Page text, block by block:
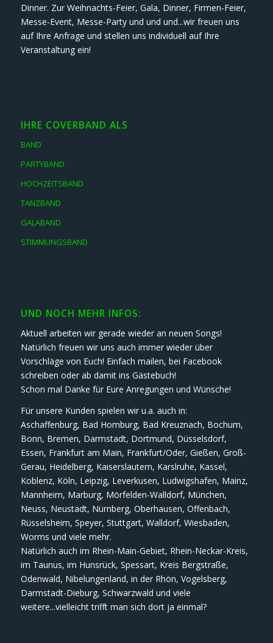
Dinner. Zur Weihnachts-Feier, Gala, Dinner, Firmen-Feier,
Messe-Event, Messe-Party und und und...wir freuen uns
auf Ihre Anfrage und stellen uns individuell auf Ihre
Veranstaltung ein!
IHRE COVERBAND ALS
BAND
PARTYBAND
HOCHZEITSBAND
TANZBAND
GALABAND
STIMMUNGSBAND
UND NOCH MEHR INFOS:
Aktuell arbeiten wir gerade wieder an neuen Songs!
Natürlich freuen wir uns auch immer wieder über
Vorschläge von Euch! Einfach mailen, bei Facebook
schreiben oder ab damit ins Gästebuch!
Schon mal Danke für Eure Anregungen und Wünsche!
Für unsere Kunden spielen wir u.a. auch in:
Aschaffenburg, Bad Homburg, Bad Kreuznach, Bochum,
Bonn, Bremen, Darmstadt, Dortmund, Düsselsdorf,
Essen, Frankfurt am Main, Frankfurt/Oder, Gießen, Groß-
Gerau, Heidelberg, Kaiserslautern, Karslruhe, Kassel,
Koblenz, Köln, Leipzig, Leverkusen, Ludwigshafen, Mainz,
Mannheim, Marburg, Mörfelden-Walldorf, München,
Neuss, Neustadt, Nürnberg, Oberhausen, Offenbach,
Rüsselsheim, Speyer, Stuttgart, Walldorf, Wiesbaden,
Worms und viele mehr.
Natürlich auch im Rhein-Main-Gebiet, Rhein-Neckar-Kreis,
im Taunus, im Hunsrück, Spessart, Kreis Bergstraße,
Odenwald, Nibelungenland, in der Rhön, Vogelsberg,
Darmstadt-Dieburg, Schwarzwald und viele
weitere...vielleicht trifft man sich dort ja einmal?